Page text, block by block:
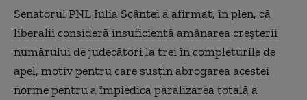
Senatorul PNL Iulia Scântei a afirmat, în plen, că
liberalii consideră insuficientă amânarea creşterii
numărului de judecători la trei în completurile de
apel, motiv pentru care susţin abrogarea acestei
norme pentru a împiedica paralizarea totală a